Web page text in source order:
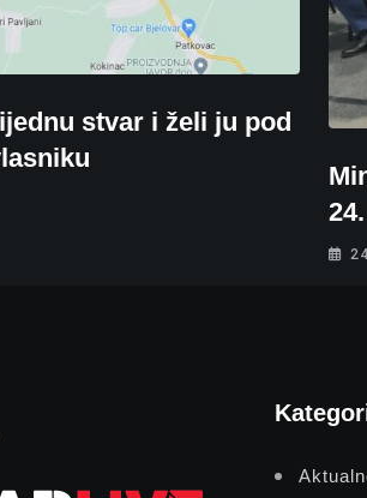
stvar i želi ju pod